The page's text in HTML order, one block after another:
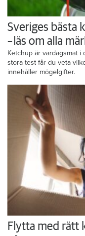
Sveriges bästa
– läs om alla
Ketchup är vardagsmat i
stora test får du veta
innehåller mögelgifter.
Flytta med rätt